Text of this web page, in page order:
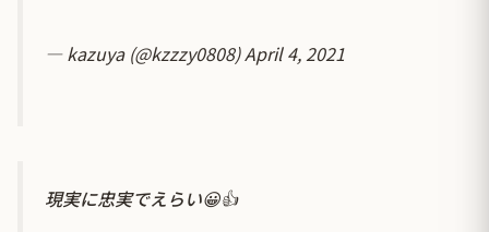
— kazuya (@kzzzy0808)April 4, 2021
現実に忠実でえらい😀👍